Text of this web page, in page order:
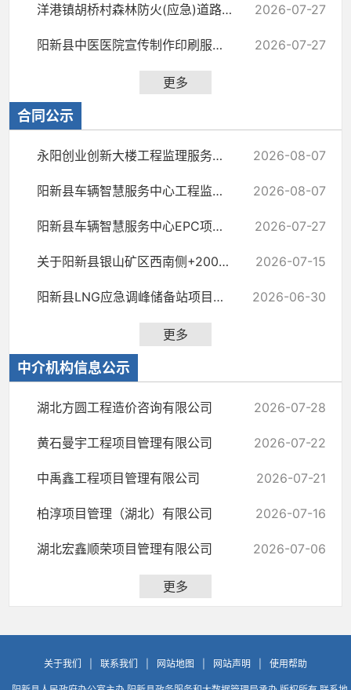
洋港镇胡桥村森林防火(应急)道路建设项目砂石料资源拍卖公告（三次）结果公告 2026-07-27
阳新县中医医院宣传制作印刷服务采购项目（二次）成交结果公告 2026-07-27
更多
合同公示
永阳创业创新大楼工程监理服务招标合同 2026-08-07
阳新县车辆智慧服务中心工程监理服务招标合同 2026-08-07
阳新县车辆智慧服务中心EPC项目（二次）招标合同 2026-07-27
关于阳新县银山矿区西南侧+200m以上地质环境综合治理工程的合同公示 2026-07-15
阳新县LNG应急调峰储备站项目第二次招标合同 2026-06-30
更多
中介机构信息公示
湖北方圆工程造价咨询有限公司 2026-07-28
黄石曼宇工程项目管理有限公司 2026-07-22
中禹鑫工程项目管理有限公司 2026-07-21
柏淳项目管理（湖北）有限公司 2026-07-16
湖北宏鑫顺荣项目管理有限公司 2026-07-06
更多
关于我们 联系我们 网站地图 网站声明 使用帮助